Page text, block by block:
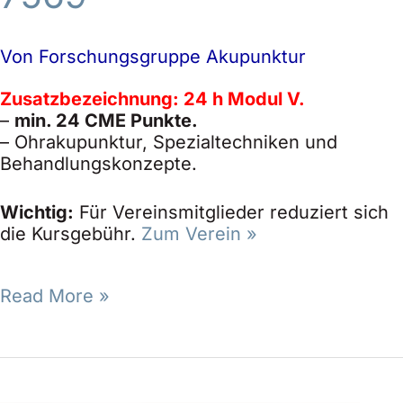
Von Forschungsgruppe Akupunktur
Zusatzbezeichnung: 24 h Modul V.
– min. 24 CME Punkte.
– Ohrakupunktur, Spezialtechniken und
Behandlungskonzepte.
Wichtig: Für Vereinsmitglieder reduziert sich
die Kursgebühr. Zum Verein »
Read More »